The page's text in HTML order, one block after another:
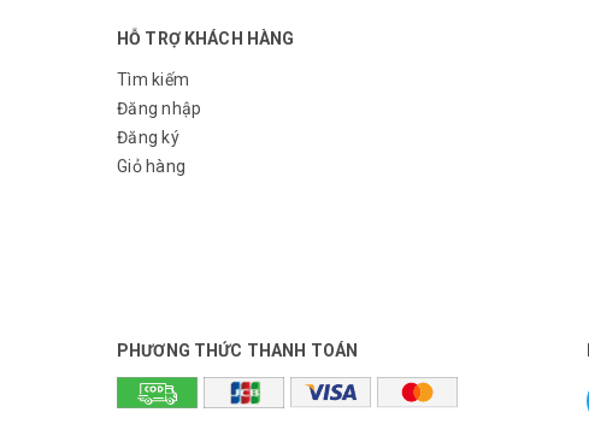
HỖ TRỢ KHÁCH HÀNG
Tìm kiếm
Đăng nhập
Đăng ký
Giỏ hàng
PHƯƠNG THỨC THANH TOÁN